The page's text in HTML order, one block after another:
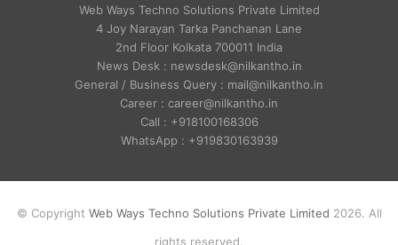
Web Ways Techno Solutions Private Limited
4 Joy Narayan Tarka Panchanan Lane
2nd Floor Kolkata 700011 India
News Desk : newsdesk@nilkantho.in
General / Business Query : mail@nilkantho.in
Career : career@nilkantho.in
Call : +918100168306
WhatsApp : +919830163939
© Copyright Web Ways Techno Solutions Private Limited 2026. All
rights reserved.